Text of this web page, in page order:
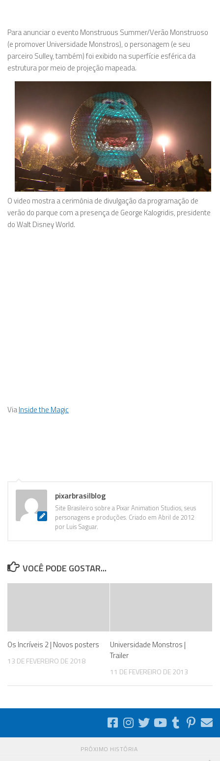
Para anunciar o evento Monstruous Summer/Verão Monstruoso
(e promoverUniversidade Monstros), o personagem (e seu
parceiro Sulley, também) foi exibido na superfície esférica da
estrutura por meio de projeção mapeada.
O video mostra a cerimônia de divulgação da programação de
verão do parque com a presença de George Kalogridis, presidente
do Walt Disney World.
ViaInside the Magic
pixarbrasilblog
Site Brasileiro sobre a Pixar Animation Studios, seus
personagens e produções. Criado em Abril de 2012
por Luis Saguar.
VOCÊ PODE GOSTAR...
Os Incríveis 2 | Novos posters
13 DE FEVEREIRO DE 2018
Universidade Monstros |
Trailer
11 DE FEVEREIRO DE 2013
PRÓXIMO HISTÓRIA